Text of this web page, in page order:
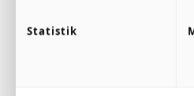
Statistik